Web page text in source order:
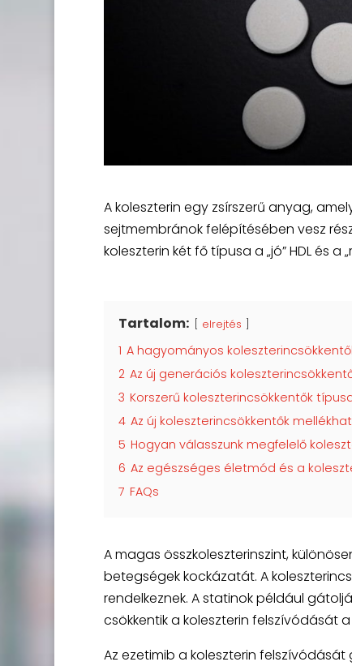
A koleszterin egy zsírszerű anyag,
sejtmembránok felépítésében vesz
koleszterin két fő típusa a „jó” HDL és a
Tartalom: elrejtés
1 A hagyományos
2 Az új generációs
3 Korszerű koleszterincsökkentők
4 Az új koleszterincsökkentők
5 Hogyan válasszunk megfelelő
6 Az egészséges életmód és a
7 FAQs
A magas összkoleszterinszint,
betegségek kockázatát. A
rendelkeznek. A statinok például
csökkentik a koleszterin felszívódását
Az ezetimib a koleszterin